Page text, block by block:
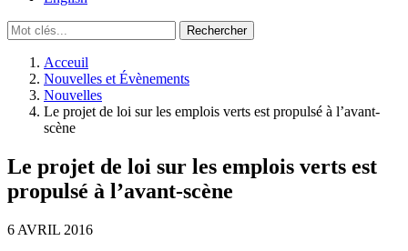
Acceuil
Nouvelles et Évènements
Nouvelles
Le projet de loi sur les emplois verts est propulsé à l’avant-
scène
Le projet de loi sur les emplois verts est
propulsé à l’avant-scène
6 AVRIL 2016